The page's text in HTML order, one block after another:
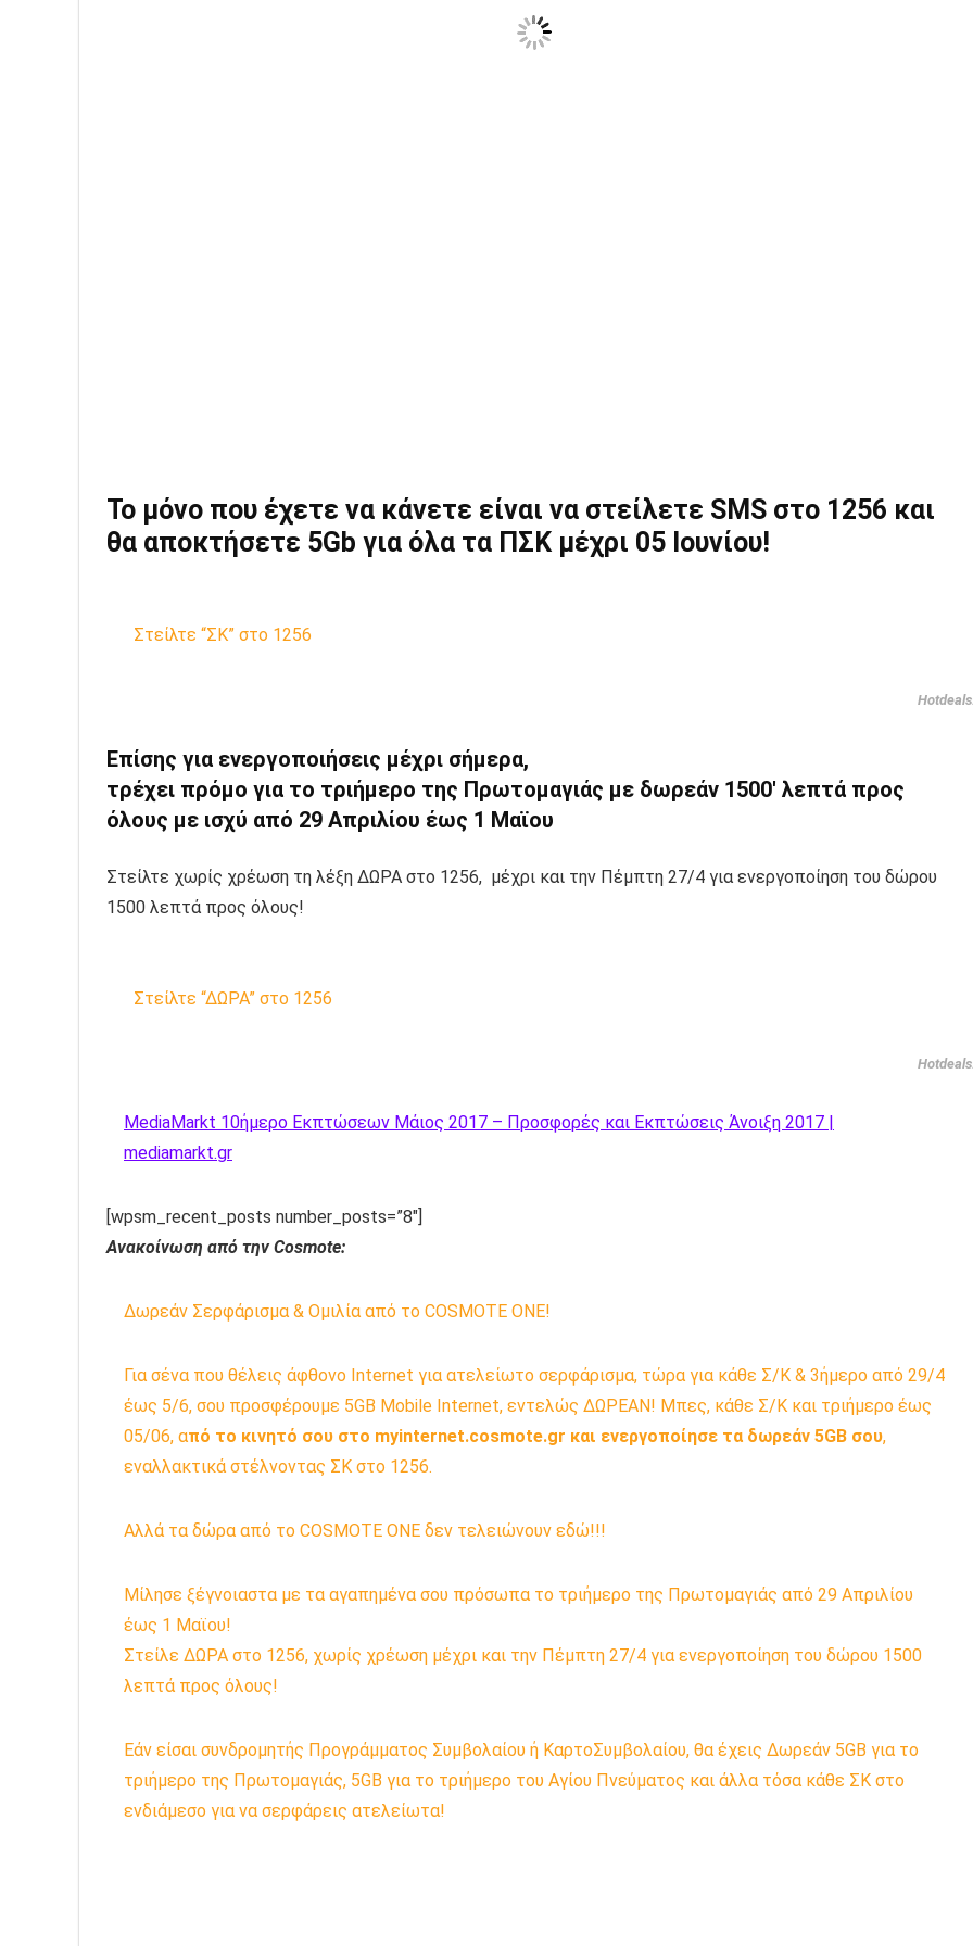
Το μόνο που έχετε να κάνετε είναι να στείλετε SMS στο 1256 και
θα αποκτήσετε 5Gb για όλα τα ΠΣΚ μέχρι 05 Ιουνίου!
Στείλτε “ΣΚ” στο 1256
Επίσης για ενεργοποιήσεις μέχρι σήμερα,
τρέχει πρόμο για το τριήμερο της Πρωτομαγιάς με δωρεάν 1500′ λεπτά προς
όλους με ισχύ από 29 Απριλίου έως 1 Μαϊου
Στείλτε χωρίς χρέωση τη λέξη ΔΩΡΑ στο 1256, μέχρι και την Πέμπτη 27/4 για ενεργοποίηση του δώρου
1500 λεπτά προς όλους!
Στείλτε “ΔΩΡΑ” στο 1256
MediaMarkt 10ήμερο Εκπτώσεων Μάιος 2017 – Προσφορές και Εκπτώσεις Άνοιξη 2017 |
mediamarkt.gr
[wpsm_recent_posts number_posts=”8″]
Ανακοίνωση από την Cosmote:
Δωρεάν Σερφάρισμα & Ομιλία από το COSMOTE ONE!
Για σένα που θέλεις άφθονο Internet για ατελείωτο σερφάρισμα, τώρα για κάθε Σ/Κ & 3ήμερο από 29/4
έως 5/6, σου προσφέρουμε 5GB Mobile Internet, εντελώς ΔΩΡΕΑΝ! Μπες, κάθε Σ/Κ και τριήμερο έως
05/06, από το κινητό σου στο myinternet.cosmote.gr και ενεργοποίησε τα δωρεάν 5GB σου,
εναλλακτικά στέλνοντας ΣΚ στο 1256.
Αλλά τα δώρα από το COSMOTE ONE δεν τελειώνουν εδώ!!!
Μίλησε ξέγνοιαστα με τα αγαπημένα σου πρόσωπα το τριήμερο της Πρωτομαγιάς από 29 Απριλίου
έως 1 Μαϊου!
Στείλε ΔΩΡΑ στο 1256, χωρίς χρέωση μέχρι και την Πέμπτη 27/4 για ενεργοποίηση του δώρου 1500
λεπτά προς όλους!
Εάν είσαι συνδρομητής Προγράμματος Συμβολαίου ή ΚαρτοΣυμβολαίου, θα έχεις Δωρεάν 5GB για το
τριήμερο της Πρωτομαγιάς, 5GB για το τριήμερο του Αγίου Πνεύματος και άλλα τόσα κάθε ΣΚ στο
ενδιάμεσο για να σερφάρεις ατελείωτα!